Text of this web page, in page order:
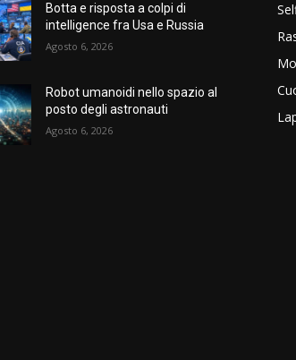
Botta e risposta a colpi di
intelligence fra Usa e Russia
Agosto 6, 2026
Robot umanoidi nello spazio al
posto degli astronauti
Agosto 6, 2026